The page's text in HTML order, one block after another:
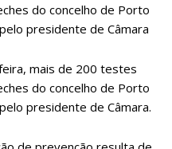
do concelho de Porto
presidente de Câmara
mais de 200 testes
do concelho de Porto
presidente de Câmara.